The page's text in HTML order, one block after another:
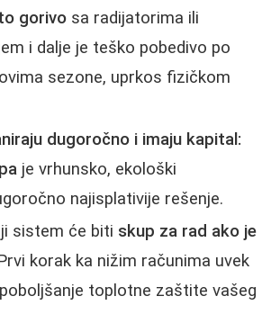
gorivo sa radijatorima ili
i dalje je teško pobedivo po
sezone, uprkos fizičkom
dugoročno i imaju kapital:
je vrhunsko, ekološki
najisplativije rešenje.
sistem će biti skup za rad ako je
korak ka nižim računima uvek
toplotne zaštite vašeg